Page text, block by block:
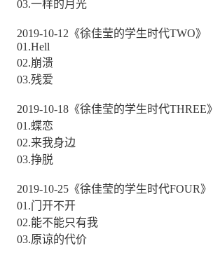
03.一样的月光
2019-10-12《徐佳莹的学生时代TWO》
01.Hell
02.崩溃
03.残爱
2019-10-18《徐佳莹的学生时代THREE》
01.蝶恋
02.来我身边
03.挣脱
2019-10-25《徐佳莹的学生时代FOUR》
01.门开不开
02.能不能只有我
03.原谅的代价